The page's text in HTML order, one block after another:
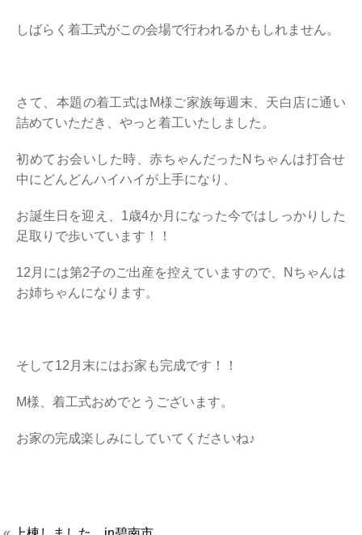
しばらく着工式がこの会場で行われるかもしれません。
さて、本題の着工式はM様ご家族毎週末、天白店に通い
詰めていただき、やっと着工いたしました。
初めてお会いした時、赤ちゃんだったNちゃんは打合せ
中にどんどんハイハイが上手になり、
お誕生日を迎え、1歳4か月になった今ではしっかりした
足取りで歩いています！！
12月には第2子のご出産を控えていますので、Nちゃんは
お姉ちゃんになります。
そして12月末にはお家も完成です！！
M様、着工式おめでとうございます。
お家の完成楽しみにしていてくださいね♪